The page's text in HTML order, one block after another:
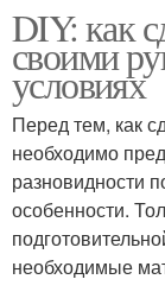
DIY: как
своими
условиях
Перед тем, как
необходимо
разновидности
особенности.
необходимые